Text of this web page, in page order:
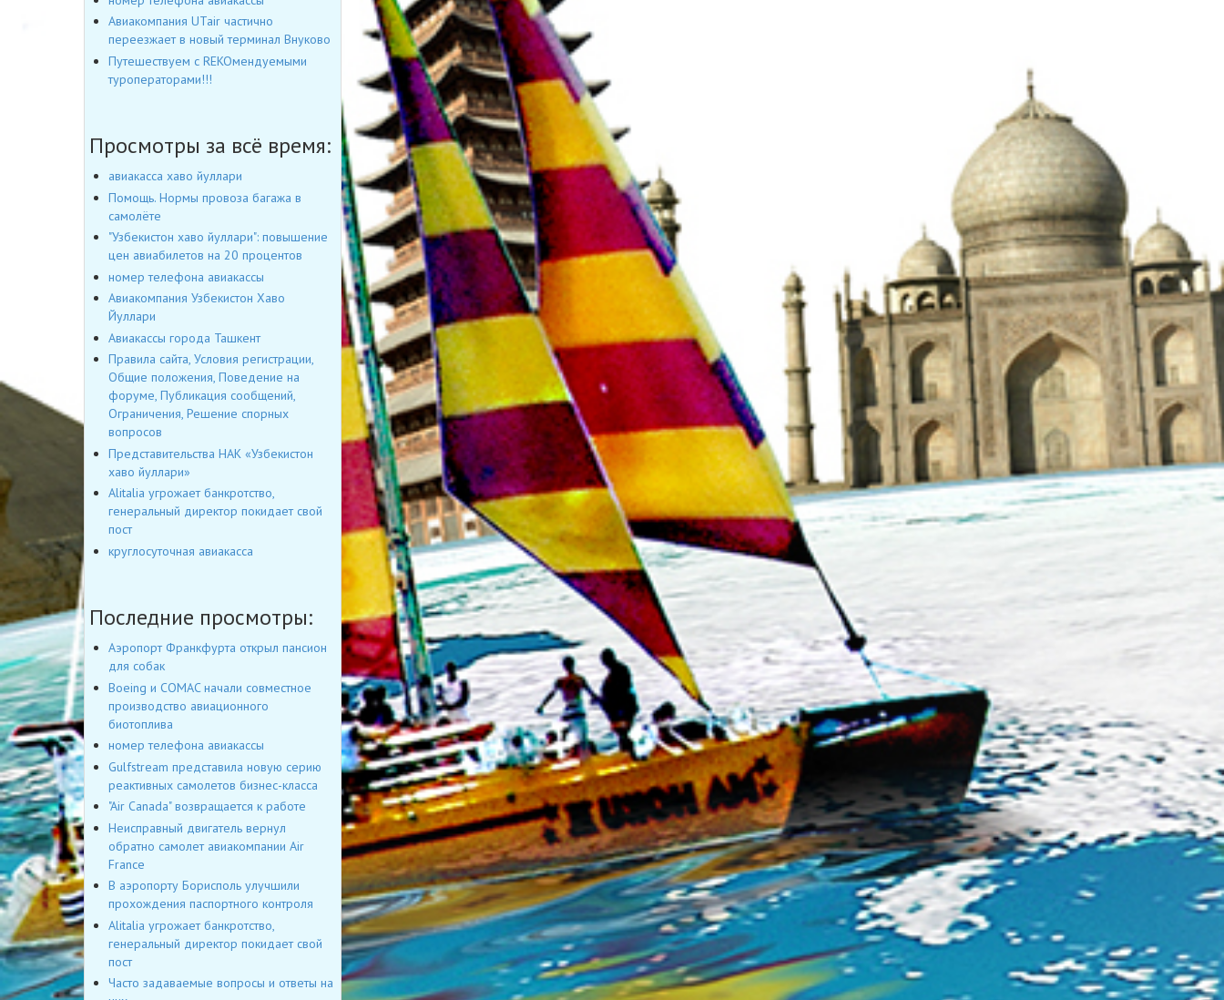
Авиакомпания UTair частично
переезжает в новый терминал Внуково
Путешествуем с REKOмендуемыми
туроператорами!!!
Просмотры за всё время:
авиакасса хаво йуллари
Помощь. Нормы провоза багажа в
самолёте
"Узбекистон хаво йуллари": повышение
цен авиабилетов на 20 процентов
номер телефона авиакассы
Авиакомпания Узбекистон Хаво
Йуллари
Авиакассы города Ташкент
Правила сайта, Условия регистрации,
Общие положения, Поведение на
форуме, Публикация сообщений,
Ограничения, Решение спорных
вопросов
Представительства НАК «Узбекистон
хаво йуллари»
Alitalia угрожает банкротство,
генеральный директор покидает свой
пост
круглосуточная авиакасса
Последние просмотры:
Аэропорт Франкфурта открыл пансион
для собак
Boeing и COMAC начали совместное
производство авиационного
биотоплива
номер телефона авиакассы
Gulfstream представила новую серию
реактивных самолетов бизнес-класса
"Air Canada" возвращается к работе
Неисправный двигатель вернул
обратно самолет авиакомпании Air
France
В аэропорту Борисполь улучшили
прохождения паспортного контроля
Alitalia угрожает банкротство,
генеральный директор покидает свой
пост
Часто задаваемые вопросы и ответы на